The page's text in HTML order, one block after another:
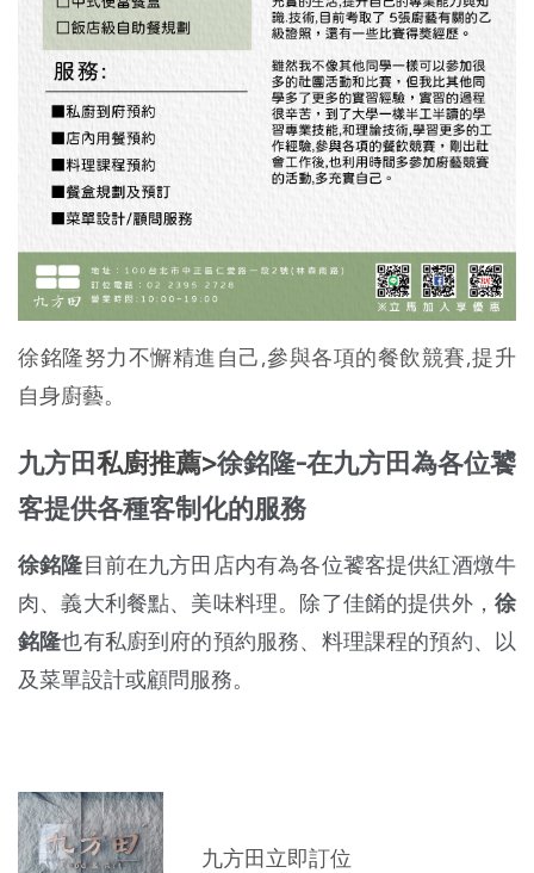
徐銘隆努力不懈精進自己,參與各項的餐飲競賽,提升
自身廚藝。
九方田私廚推薦>徐銘隆-在九方田為各位饕
客提供各種客制化的服務
徐銘隆目前在九方田店内有為各位饕客提供紅酒燉牛
肉、義大利餐點、美味料理。除了佳餚的提供外， 徐
銘隆也有私廚到府的預約服務、料理課程的預約、以
及菜單設計或顧問服務。
九方田立即訂位